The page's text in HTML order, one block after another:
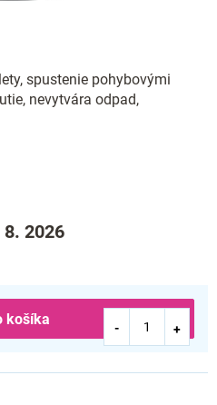
spustenie pohybovými
nevytvára odpad,
2026
košíka